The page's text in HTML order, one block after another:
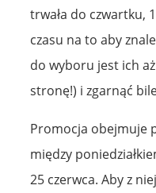
trwała do czwartku,
czasu na to aby
do wyboru jest ich
stronę!) i zgarnąć
Promocja obejmuje
między
25 czerwca. Aby z